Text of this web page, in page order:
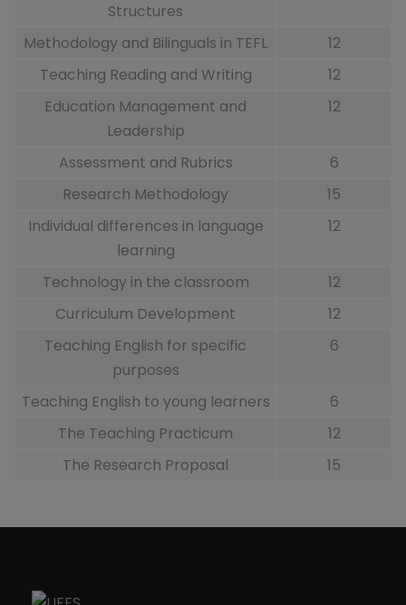
Structures
Methodology and Bilinguals in TEFL
12
Teaching Reading and Writing
12
Education Management and
Leadership
12
Assessment and Rubrics
6
Research Methodology
15
Individual differences in language
learning
12
Technology in the classroom
12
Curriculum Development
12
Teaching English for specific
purposes
6
Teaching English to young learners
6
The Teaching Practicum
12
The Research Proposal
15